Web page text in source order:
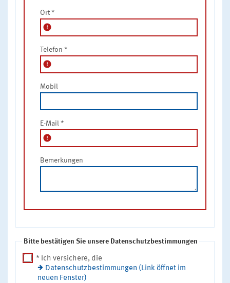
Ort *
error
Telefon *
error
Mobil
E-Mail *
error
Bemerkungen
Bitte bestätigen Sie unsere Datenschutzbestimmungen
* Ich versichere, die
Datenschutzbestimmungen (Link öffnet im
neuen Fenster)